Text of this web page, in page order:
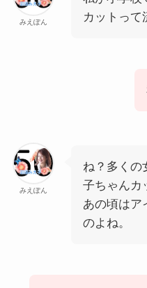
みえぽん
カットって
みえぽん
ね？多くの
子ちゃんカ
あの頃はア
のよね。